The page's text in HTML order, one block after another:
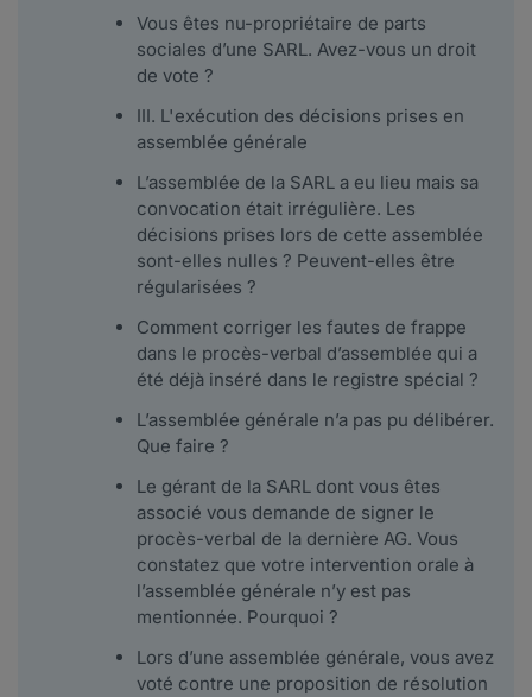
Vous êtes nu-propriétaire de parts
sociales d’une SARL. Avez-vous un droit
de vote ?
III. L'exécution des décisions prises en
assemblée générale
L’assemblée de la SARL a eu lieu mais sa
convocation était irrégulière. Les
décisions prises lors de cette assemblée
sont-elles nulles ? Peuvent-elles être
régularisées ?
Comment corriger les fautes de frappe
dans le procès-verbal d’assemblée qui a
été déjà inséré dans le registre spécial ?
L’assemblée générale n’a pas pu délibérer.
Que faire ?
Le gérant de la SARL dont vous êtes
associé vous demande de signer le
procès-verbal de la dernière AG. Vous
constatez que votre intervention orale à
l’assemblée générale n’y est pas
mentionnée. Pourquoi ?
Lors d’une assemblée générale, vous avez
voté contre une proposition de résolution